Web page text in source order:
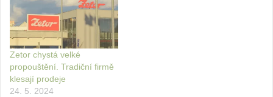
Zetor chystá velké
propouštění. Tradiční firmě
klesají prodeje
24. 5. 2024